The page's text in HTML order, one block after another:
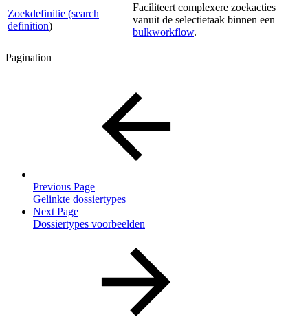
Zoekdefinitie (search
definition)
Faciliteert complexere zoekacties
vanuit de selectietaak binnen een
bulkworkflow.
Pagination
Previous Page
Gelinkte dossiertypes
Next Page
Dossiertypes voorbeelden